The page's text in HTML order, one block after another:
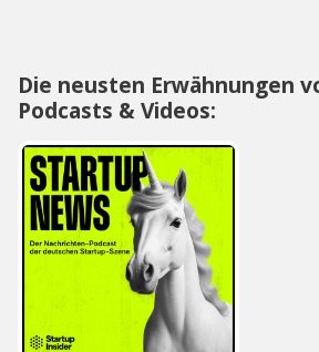
Die neusten Erwähnungen
Podcasts & Videos: